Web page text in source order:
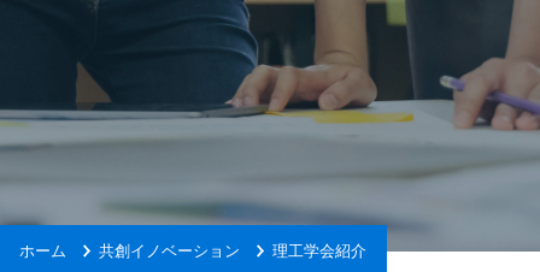
ホーム 共創イノベーション 理工学会紹介